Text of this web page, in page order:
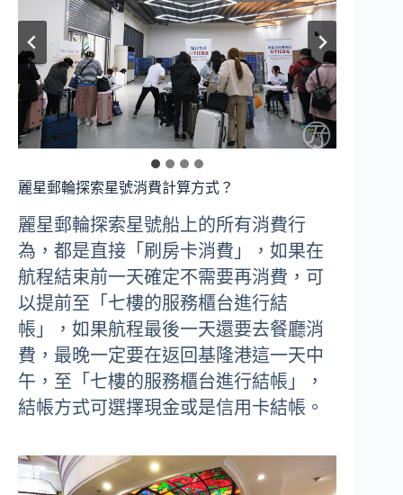
麗星郵輪探索星號消費計算方式？
麗星郵輪探索星號船上的所有消費行
為，都是直接「刷房卡消費」，如果在
航程結束前一天確定不需要再消費，可
以提前至「七樓的服務櫃台進行結
帳」，如果航程最後一天還要去餐廳消
費，最晚一定要在返回基隆港這一天中
午，至「七樓的服務櫃台進行結帳」，
結帳方式可選擇現金或是信用卡結帳。